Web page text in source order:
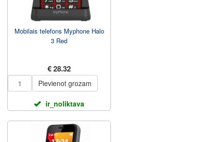
Mobilais telefons Myphone Halo
3 Red
€ 28.32
Pievienot grozam
ir_noliktava